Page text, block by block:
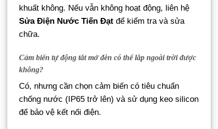
khuất không. Nếu vẫn không hoạt động, liên hệ
Sửa Điện Nước Tiến Đạt để kiểm tra và sửa
chữa.
Cảm biến tự động tắt mở đèn có thể lắp ngoài trời được
không?
Có, nhưng cần chọn cảm biến có tiêu chuẩn
chống nước (IP65 trở lên) và sử dụng keo silicon
để bảo vệ kết nối điện.